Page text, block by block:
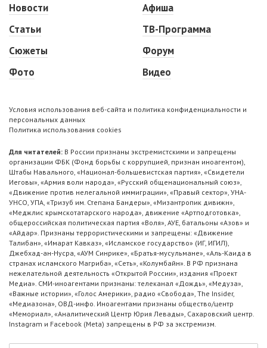
Новости
Статьи
Сюжеты
Фото
Афиша
ТВ-Программа
Форум
Видео
Условия использования веб-сайта и политика конфиденциальности и
персональных данных
Политика использования cookies
Для читателей: В России признаны экстремистскими и запрещены
организации ФБК (Фонд борьбы с коррупцией, признан иноагентом),
Штабы Навального, «Национал-большевистская партия», «Свидетели
Иеговы», «Армия воли народа», «Русский общенациональный союз»,
«Движение против нелегальной иммиграции», «Правый сектор», УНА-
УНСО, УПА, «Тризуб им. Степана Бандеры», «Мизантропик дивижн»,
«Меджлис крымскотатарского народа», движение «Артподготовка»,
общероссийская политическая партия «Воля», АУЕ, батальоны «Азов» и
«Айдар». Признаны террористическими и запрещены: «Движение
Талибан», «Имарат Кавказ», «Исламское государство» (ИГ, ИГИЛ),
Джебхад-ан-Нусра, «АУМ Синрике», «Братья-мусульмане», «Аль-Каида в
странах исламского Магриба», «Сеть», «Колумбайн». В РФ признана
нежелательной деятельность «Открытой России», издания «Проект
Медиа». СМИ-иноагентами признаны: телеканал «Дождь», «Медуза»,
«Важные истории», «Голос Америки», радио «Свобода», The Insider,
«Медиазона», ОВД-инфо. Иноагентами признаны общество/центр
«Мемориал», «Аналитический Центр Юрия Левады», Сахаровский центр.
Instagram и Facebook (Metа) запрещены в РФ за экстремизм.